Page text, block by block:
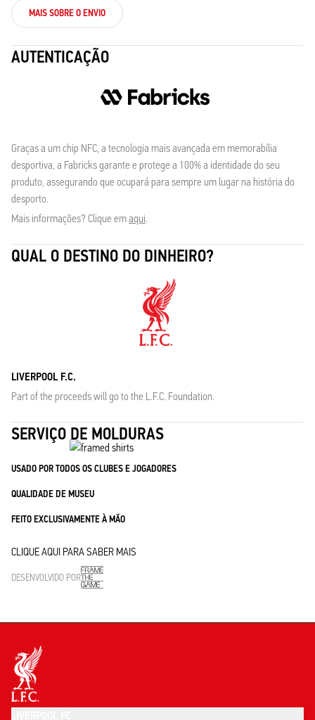
MAIS SOBRE O ENVIO
AUTENTICAÇÃO
Graças a um chip NFC, a tecnologia mais avançada em memorabília
desportiva, a Fabricks garante e protege a 100% a identidade do seu
produto, assegurando que ocupará para sempre um lugar na história do
desporto.
Mais informações? Clique emaqui.
QUAL O DESTINO DO DINHEIRO?
LIVERPOOL F.C.
Part of the proceeds will go to the L.F.C. Foundation.
SERVIÇO DE MOLDURAS
USADO POR TODOS OS CLUBES E JOGADORES
QUALIDADE DE MUSEU
FEITO EXCLUSIVAMENTE À MÃO
CLIQUE AQUI PARA SABER MAIS
DESENVOLVIDO POR